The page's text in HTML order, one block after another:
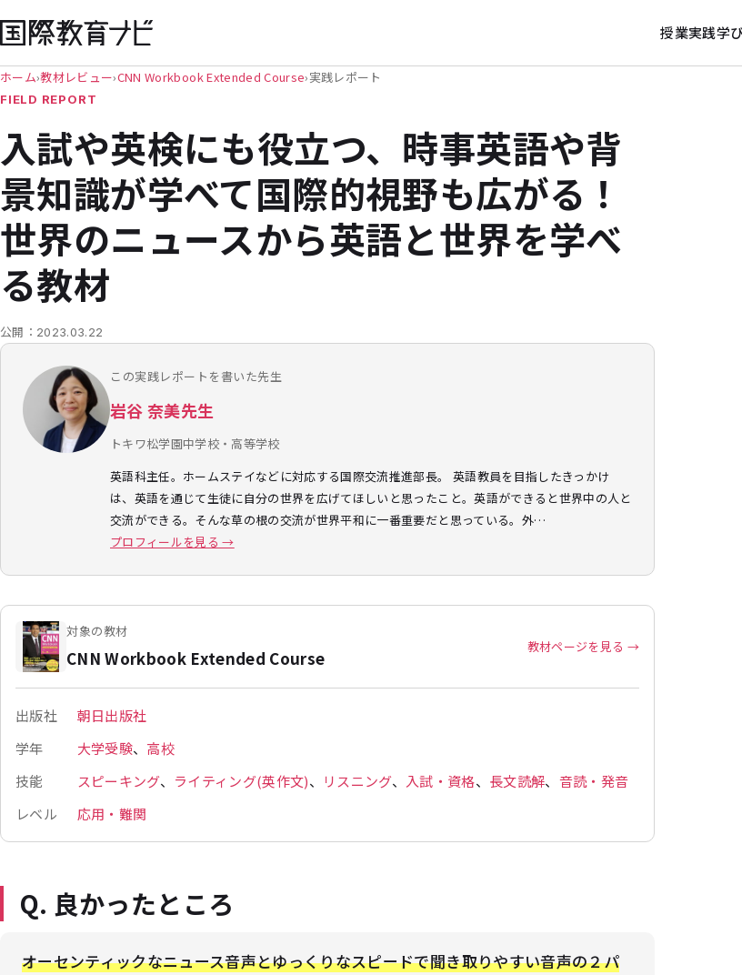
授業実践学
ホーム›教材レビュー›CNN Workbook Extended Course›実践レポート
FIELD REPORT
入試や英検にも役立つ、時事英語や背
景知識が学べて国際的視野も広がる！
世界のニュースから英語と世界を学べ
る教材
公開： 2023.03.22
この実践レポートを書いた先生
岩谷 奈美先生
トキワ松学園中学校・高等学校
英語科主任。ホームステイなどに対応する国際交流推進部長。 英語教員を目指したきっかけ
は、英語を通じて生徒に自分の世界を広げてほしいと思ったこと。英語ができると世界中の人と
交流ができる。そんな草の根の交流が世界平和に一番重要だと思っている。外…
プロフィールを見る →
対象の教材
CNN Workbook Extended Course
教材ページを見る →
出版社
朝日出版社
学年
大学受験、 高校
技能
スピーキング、 ライティング(英作文)、 リスニング、 入試・資格、 長文読解、 音読・発音
レベル
応用・難関
Q. 良かったところ
オーセンティックなニュース音声とゆっくりなスピードで聞き取りやすい音声の２パ